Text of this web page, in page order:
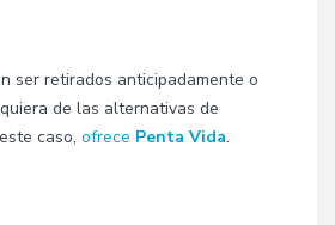
ser retirados anticipadamente o
de las alternativas de
caso, ofrece Penta Vida.